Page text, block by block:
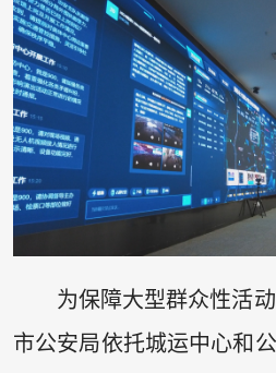
为保障大型群众性活
市公安局依托城运中心和